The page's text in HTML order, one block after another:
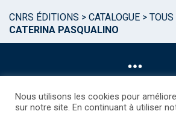
CNRS ÉDITIONS > CATALOGUE > TOUS
CATERINA PASQUALINO
Nous utilisons les cookies pour
sur notre site. En continuant à utiliser